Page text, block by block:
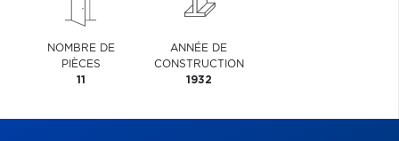
NOMBRE DE
PIÈCES
11
ANNÉE DE
CONSTRUCTION
1932